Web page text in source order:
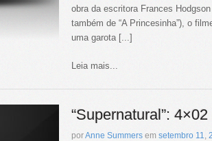
obra da escritora Frances
também de “A Princesinha”), o
uma garota [...]
Leia mais...
“Supernatural”: 4×02
porAnne Summers em setembro 11